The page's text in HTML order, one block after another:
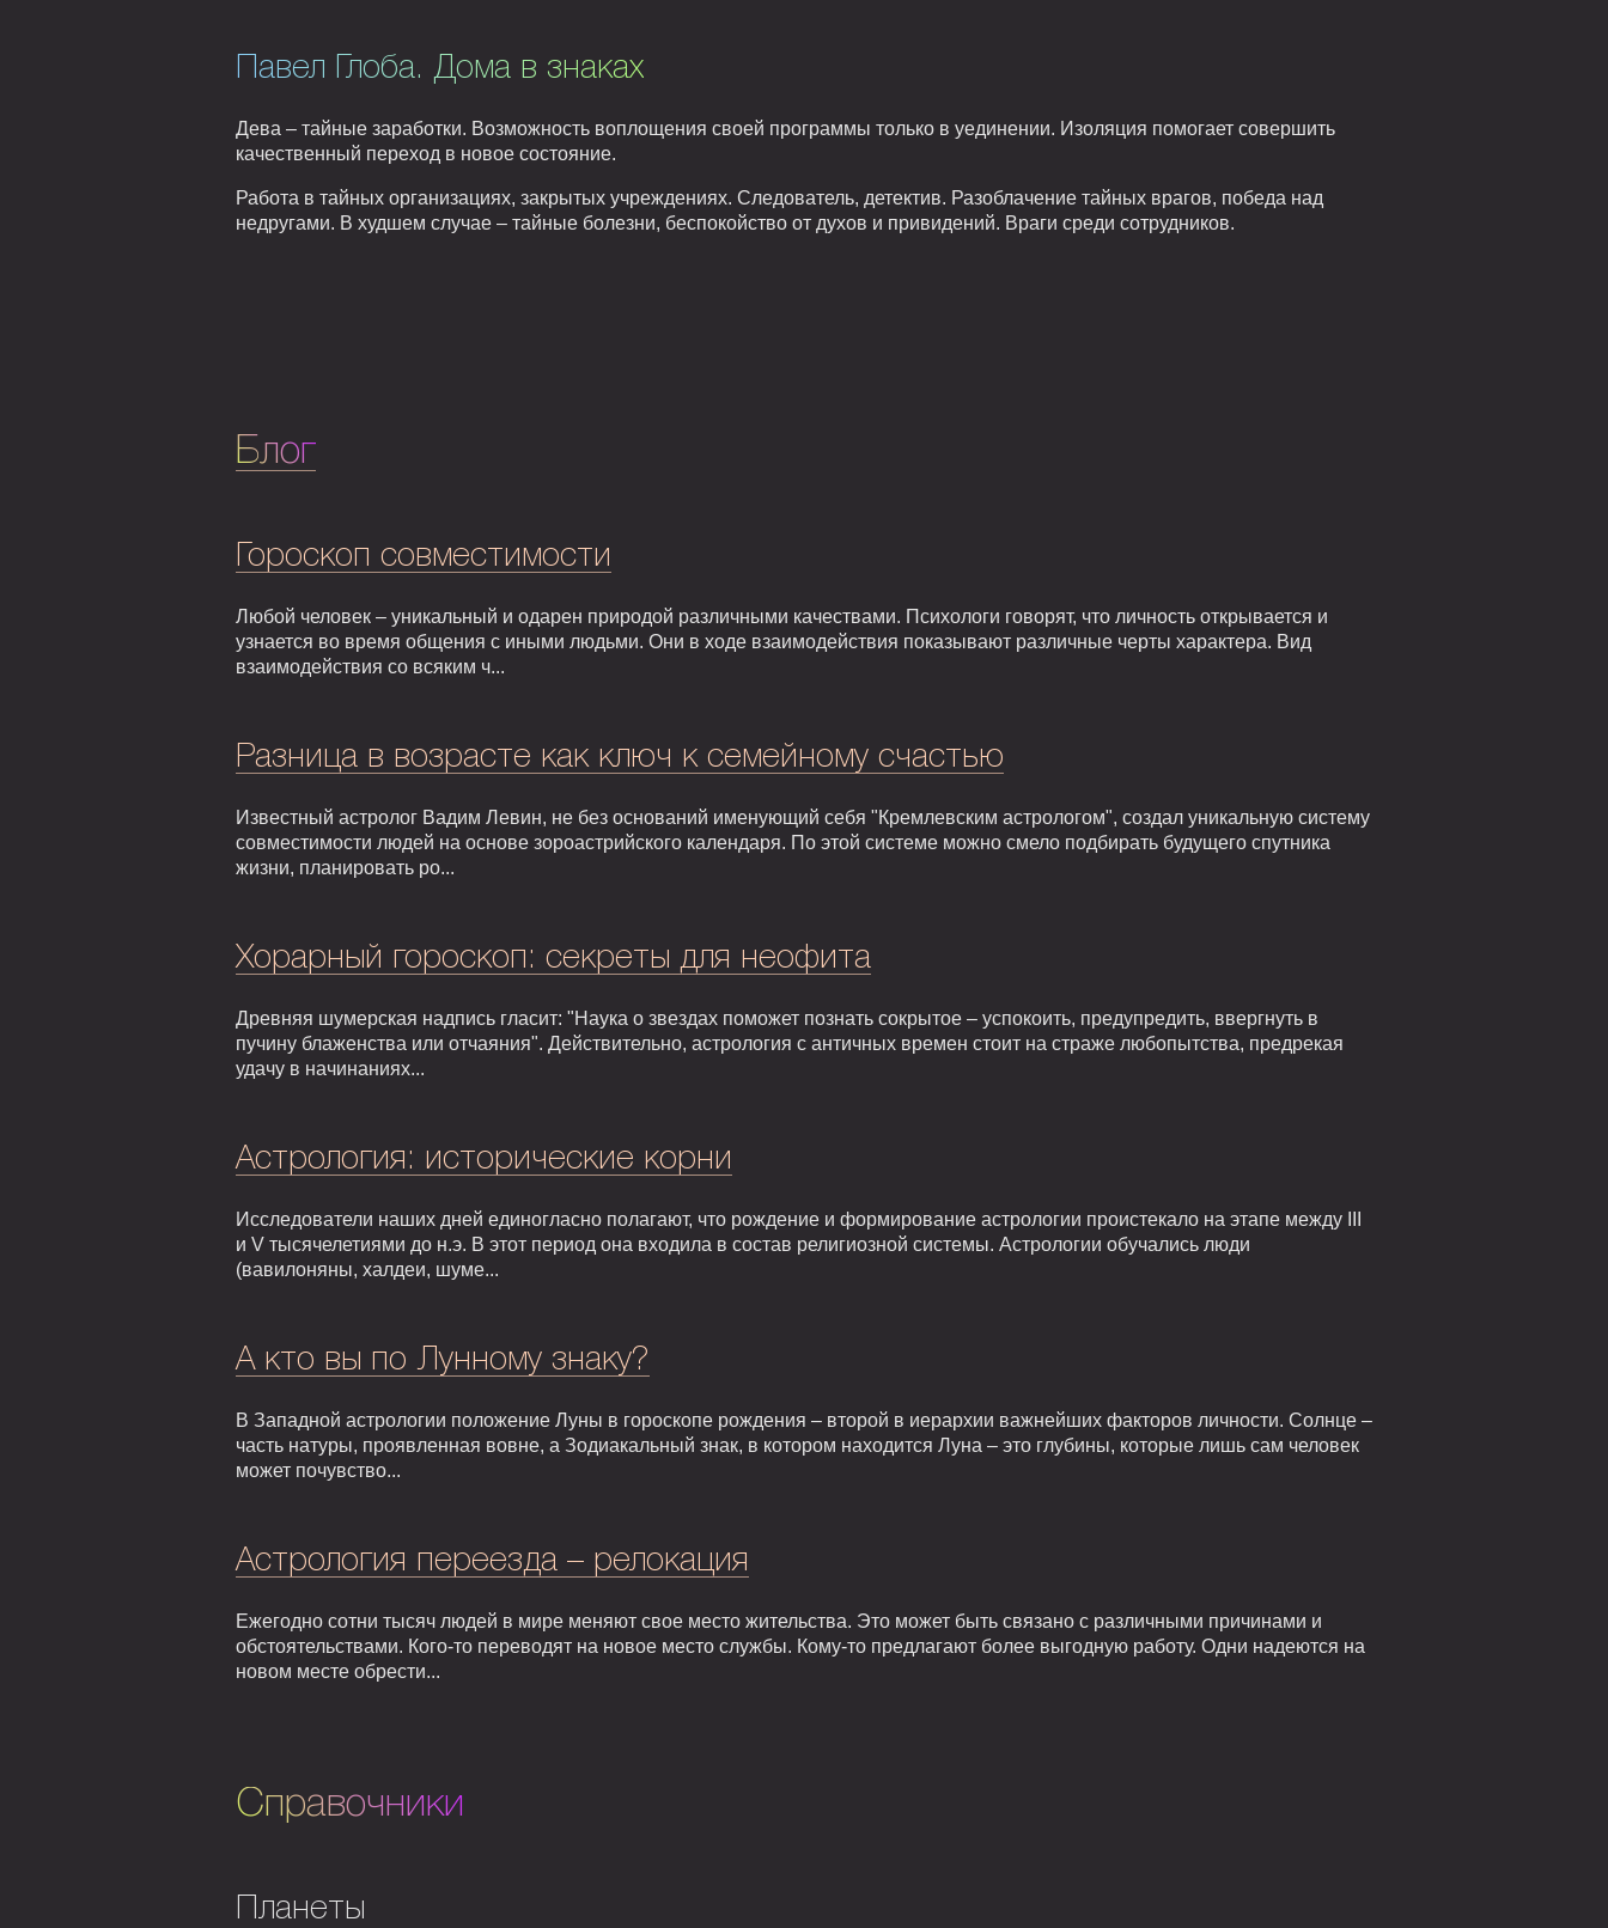
Павел Глоба. Дома в знаках
Дева – тайные заработки. Возможность воплощения своей программы только в уединении. Изоляция помогает совершить
качественный переход в новое состояние.
Работа в тайных организациях, закрытых учреждениях. Следователь, детектив. Разоблачение тайных врагов, победа над
недругами. В худшем случае – тайные болезни, беспокойство от духов и привидений. Враги среди сотрудников.
Блог
Гороскоп совместимости
Любой человек – уникальный и одарен природой различными качествами. Психологи говорят, что личность открывается и
узнается во время общения с иными людьми. Они в ходе взаимодействия показывают различные черты характера. Вид
взаимодействия со всяким ч...
Разница в возрасте как ключ к семейному счастью
Известный астролог Вадим Левин, не без оснований именующий себя "Кремлевским астрологом", создал уникальную систему
совместимости людей на основе зороастрийского календаря. По этой системе можно смело подбирать будущего спутника
жизни, планировать ро...
Хорарный гороскоп: секреты для неофита
Древняя шумерская надпись гласит: "Наука о звездах поможет познать сокрытое – успокоить, предупредить, ввергнуть в
пучину блаженства или отчаяния". Действительно, астрология с античных времен стоит на страже любопытства, предрекая
удачу в начинаниях...
Астрология: исторические корни
Исследователи наших дней единогласно полагают, что рождение и формирование астрологии проистекало на этапе между III
и V тысячелетиями до н.э. В этот период она входила в состав религиозной системы. Астрологии обучались люди
(вавилоняны, халдеи, шуме...
А кто вы по Лунному знаку?
В Западной астрологии положение Луны в гороскопе рождения – второй в иерархии важнейших факторов личности. Солнце –
часть натуры, проявленная вовне, а Зодиакальный знак, в котором находится Луна – это глубины, которые лишь сам человек
может почувство...
Астрология переезда – релокация
Ежегодно сотни тысяч людей в мире меняют свое место жительства. Это может быть связано с различными причинами и
обстоятельствами. Кого-то переводят на новое место службы. Кому-то предлагают более выгодную работу. Одни надеются на
новом месте обрести...
Справочники
Планеты